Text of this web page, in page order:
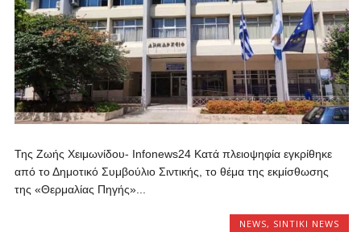
Της Ζωής Χειμωνίδου- Infonews24 Κατά πλειοψηφία εγκρίθηκε
από το Δημοτικό Συμβούλιο Σιντικής, το θέμα της εκμίσθωσης
της «Θερμαλίας Πηγής»...
NEWS, SINTIKI NEWS